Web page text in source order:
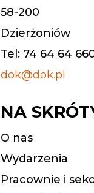
58-200
Dzierżoniów
Tel: 74 64 64
dok@dok.pl
NA
O nas
Wydarzenia
Pracownie i